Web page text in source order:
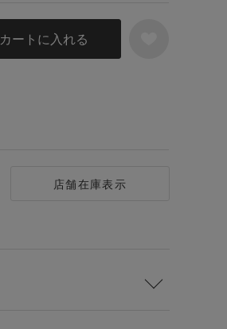
カートに入れる
店舗在庫表示